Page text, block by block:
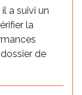
a suivi un
la
de